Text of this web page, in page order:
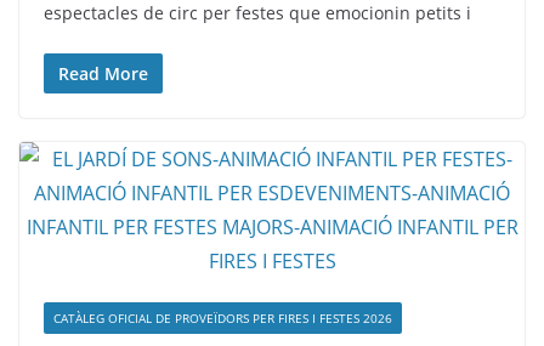
espectacles de circ per festes que emocionin petits i
Read More
CATÀLEG OFICIAL DE PROVEÏDORS PER FIRES I FESTES 2026